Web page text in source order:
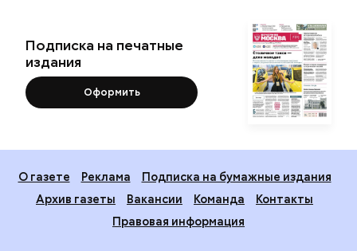
Подписка на печатные
издания
Оформить
О газете Реклама
Подписка на бумажные издания
Архив газеты
Вакансии Команда
Контакты
Правовая информация